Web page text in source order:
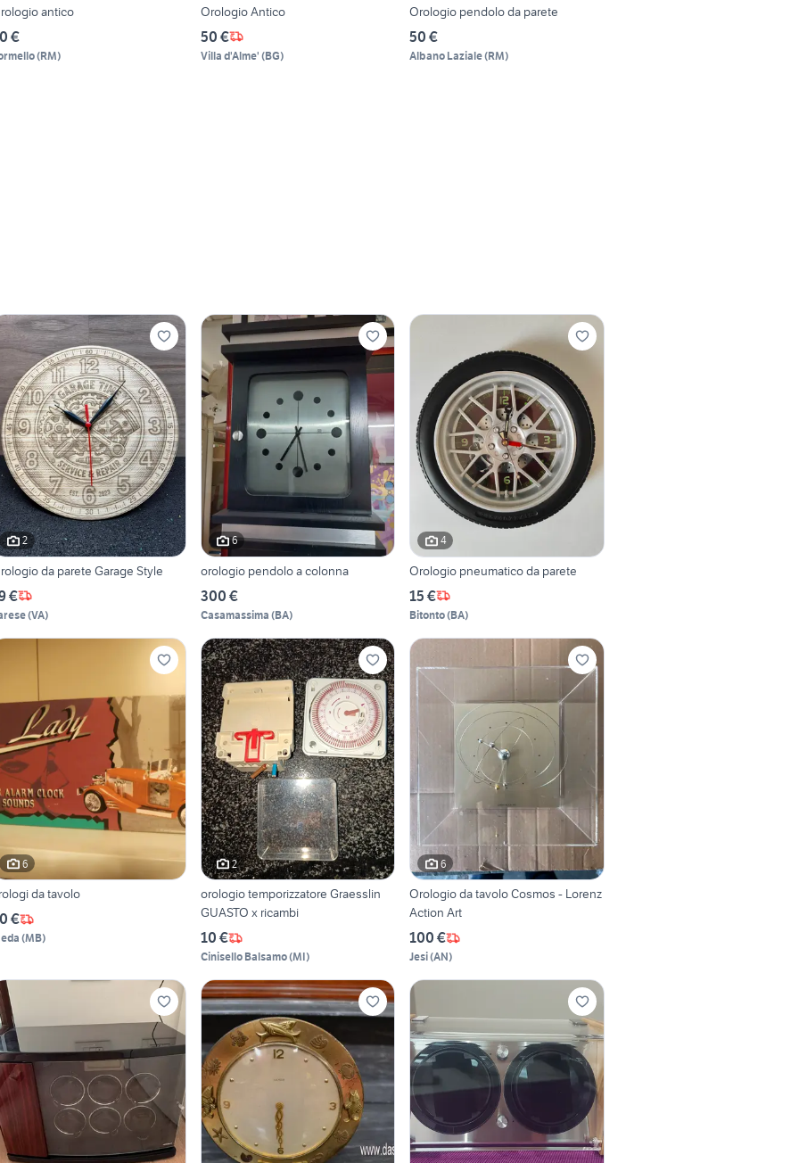
antico
€
(RM)
Orologio Antico
50 €
Villa d'Alme' (BG)
Orologio pendolo da parete
50 €
Albano Laziale(RM)
2
da parete Garage Style
€
(VA)
6
orologio pendolo a colonna
300 €
Casamassima (BA)
4
Orologio pneumatico da parete
15 €
Bitonto(BA)
6
da tavolo
€
(MB)
2
orologio temporizzatore Graesslin
GUASTO x ricambi
10 €
Cinisello Balsamo(MI)
6
Orologio da tavolo Cosmos - Lorenz
Action Art
100 €
Jesi(AN)